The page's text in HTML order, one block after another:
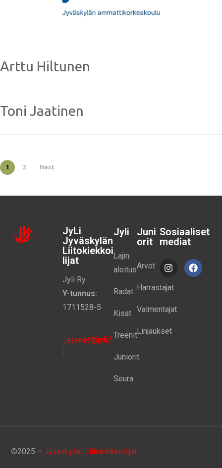
Arttu Hiltunen
Toni Jaatinen
1 2 Next
JyLi
Jyväskylän
Liitokiekkoi
lijat
Jyli Ry
Y-tunnus:
1711528-5
jasenet@jyli.f
i
Jyli
Lajin
aloitus
Radat
Kisat
Treenit
Juniorit
Seura
Juni
orit
Arvot
Harrastajat
Valmentajat
Linjaukset
Sosiaaliset
mediat
©2025 –Jyväskylän Liitokiekkoilijat